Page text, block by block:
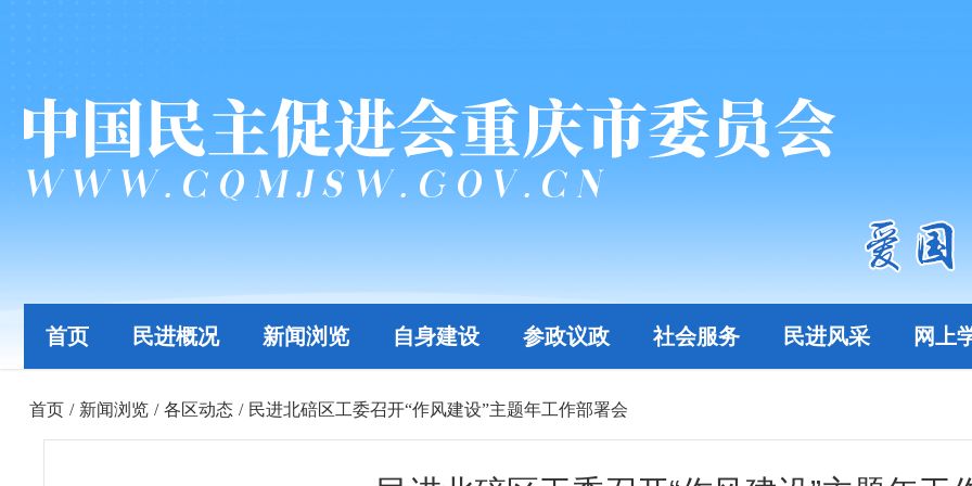
首页 民进概况 新闻浏览 自身建设 参政议政 社会服务 民进风采 网上
首页 / 新闻浏览 / 各区动态 / 民进北碚区工委召开“作风建设”主题年工作部署会